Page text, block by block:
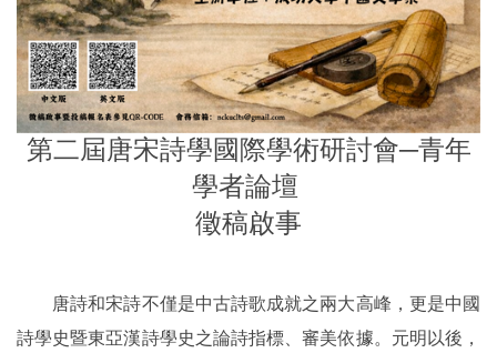
第二屆唐宋詩學國際學術研討會─青年
學者論壇
徵稿啟事
唐詩和宋詩不僅是中古詩歌成就之兩大高峰，更是中國
詩學史暨東亞漢詩學史之論詩指標、審美依據。元明以後，